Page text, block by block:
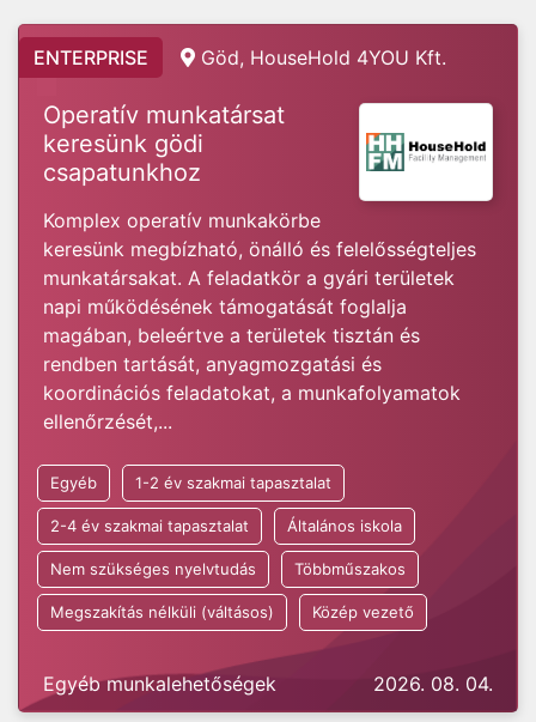
ENTERPRISE Göd, HouseHold 4YOU Kft.
Operatív munkatársat
keresünk gödi
csapatunkhoz
Komplex operatív munkakörbe
keresünk megbízható, önálló és felelősségteljes
munkatársakat. A feladatkör a gyári területek
napi működésének támogatását foglalja
magában, beleértve a területek tisztán és
rendben tartását, anyagmozgatási és
koordinációs feladatokat, a munkafolyamatok
ellenőrzését,...
Egyéb 1-2 év szakmai tapasztalat
2-4 év szakmai tapasztalat Általános iskola
Nem szükséges nyelvtudás Többműszakos
Megszakítás nélküli (váltásos) Közép vezető
Egyéb munkalehetőségek 2026. 08. 04.